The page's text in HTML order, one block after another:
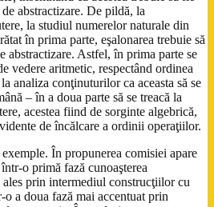
abstractizare. De pildă, la
la studiul numerelor naturale din
în prima parte, eşalonarea trebuie să
abstractizare. Astfel, în prima parte se
vedere aritmetic, respectând ordinea
analiza conţinuturilor ca aceasta să se
– în a doua parte să se treacă la
acestea fiind de sorginte algebrică,
de încălcare a ordinii operaţiilor.
În propunerea comisiei apare
o primă fază cunoaşterea
prin intermediul construcţiilor cu
a doua fază mai accentuat prin